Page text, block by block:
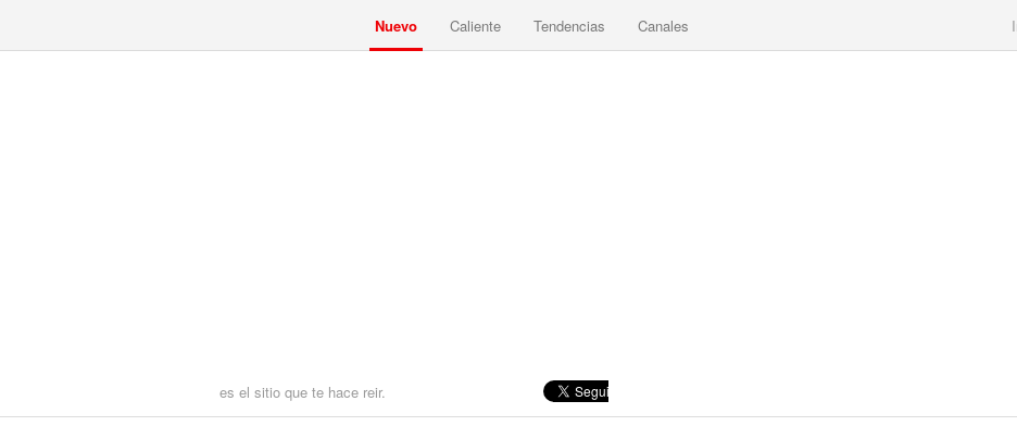
Nuevo Caliente Tendencias Canales
es el sitio que te hace reir.